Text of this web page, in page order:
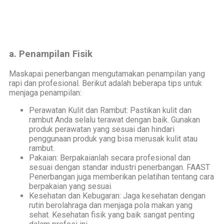
a. Penampilan Fisik
Maskapai penerbangan mengutamakan penampilan yang
rapi dan profesional. Berikut adalah beberapa tips untuk
menjaga penampilan:
Perawatan Kulit dan Rambut: Pastikan kulit dan
rambut Anda selalu terawat dengan baik. Gunakan
produk perawatan yang sesuai dan hindari
penggunaan produk yang bisa merusak kulit atau
rambut.
Pakaian: Berpakaianlah secara profesional dan
sesuai dengan standar industri penerbangan. FAAST
Penerbangan juga memberikan pelatihan tentang cara
berpakaian yang sesuai.
Kesehatan dan Kebugaran: Jaga kesehatan dengan
rutin berolahraga dan menjaga pola makan yang
sehat. Kesehatan fisik yang baik sangat penting